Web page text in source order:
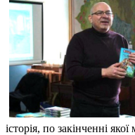
історія, по закінченні